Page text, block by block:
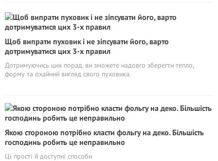
Щоб випрати пуховик і не зіпсувати його, варто
дотримуватися цих 3-х правил
Дотримуючись цих порад, ви зможете надовго зберегти тепло,
форму та охайний вигляд свого пуховика.
Якою стороною потрібно класти фольгу на деко. Більшість
господинь робить це неправильно
Ці прості й доступні способи